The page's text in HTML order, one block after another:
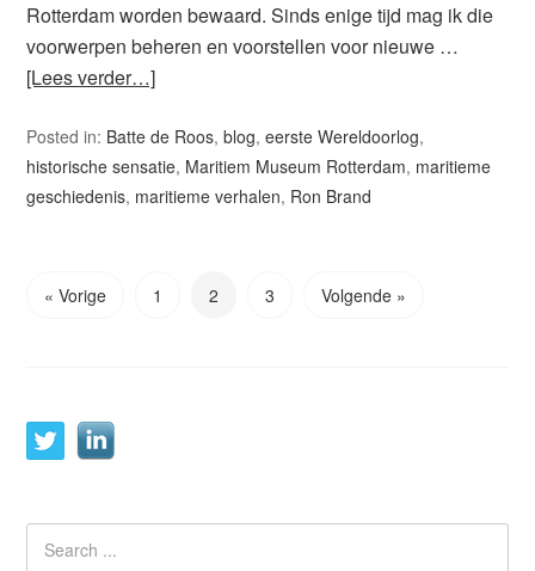
Rotterdam worden bewaard. Sinds enige tijd mag ik die
voorwerpen beheren en voorstellen voor nieuwe …
[Lees verder…]
Posted in: Batte de Roos,blog,eerste Wereldoorlog,
historische sensatie, Maritiem Museum Rotterdam, maritieme
geschiedenis, maritieme verhalen, Ron Brand
« Vorige 1 2 3 Volgende »